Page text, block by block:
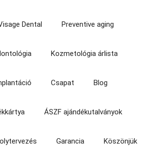
Dental Preventive aging
Kozmetológia árlista
Csapat Blog
ÁSZF ajándékutalványok
Garancia Köszönjük